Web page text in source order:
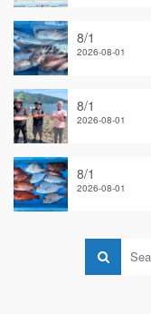
8/1
2026-08-01
8/1
2026-08-01
8/1
2026-08-01